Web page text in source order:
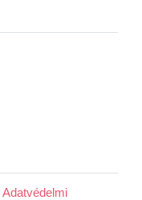
Adatvédelmi